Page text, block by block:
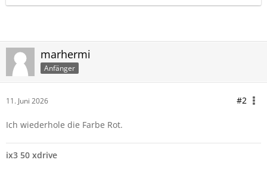
marhermi
Anfänger
11. Juni 2026 #2
Ich wiederhole die Farbe Rot.
ix3 50 xdrive